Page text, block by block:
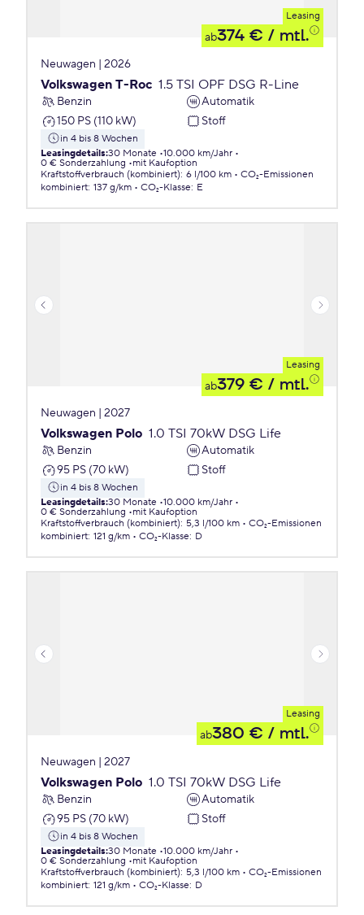
Leasing
ab374 € / mtl.
Neuwagen | 2026
Volkswagen T-Roc 1.5 TSI OPF DSG R-Line
Benzin
Automatik
150 PS (110 kW)
Stoff
in 4 bis 8 Wochen
Leasingdetails:30 Monate 10.000 km/Jahr
0 € Sonderzahlung
mit Kaufoption
Kraftstoffverbrauch (kombiniert): 6 l/100 km
CO₂-Emissionen
kombiniert: 137 g/km CO₂-Klasse: E
Leasing
ab379 € / mtl.
Neuwagen | 2027
Volkswagen Polo 1.0 TSI 70kW DSG Life
Benzin
Automatik
95 PS (70 kW)
Stoff
in 4 bis 8 Wochen
Leasingdetails:30 Monate 10.000 km/Jahr
0 € Sonderzahlung
mit Kaufoption
Kraftstoffverbrauch (kombiniert): 5,3 l/100 km
CO₂-Emissionen
kombiniert: 121 g/km CO₂-Klasse: D
Leasing
ab380 € / mtl.
Neuwagen | 2027
Volkswagen Polo 1.0 TSI 70kW DSG Life
Benzin
Automatik
95 PS (70 kW)
Stoff
in 4 bis 8 Wochen
Leasingdetails:30 Monate 10.000 km/Jahr
0 € Sonderzahlung
mit Kaufoption
Kraftstoffverbrauch (kombiniert): 5,3 l/100 km
CO₂-Emissionen
kombiniert: 121 g/km CO₂-Klasse: D